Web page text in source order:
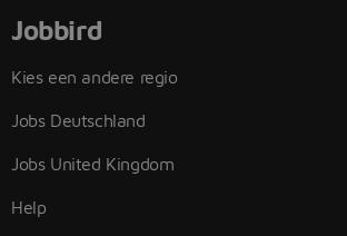
Jobbird
Kies een andere regio
Jobs Deutschland
Jobs United Kingdom
Help